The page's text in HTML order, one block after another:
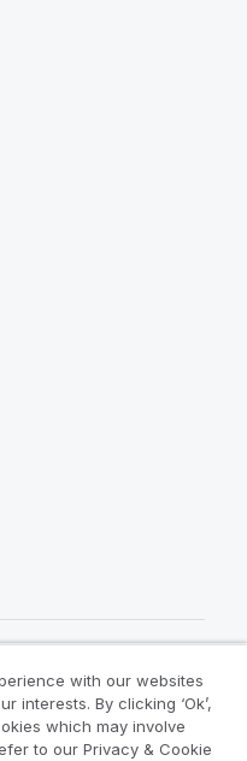
ィ
Policies
with our websites
interests. By clicking ‘Ok’,
which may involve
to our Privacy & Cookie